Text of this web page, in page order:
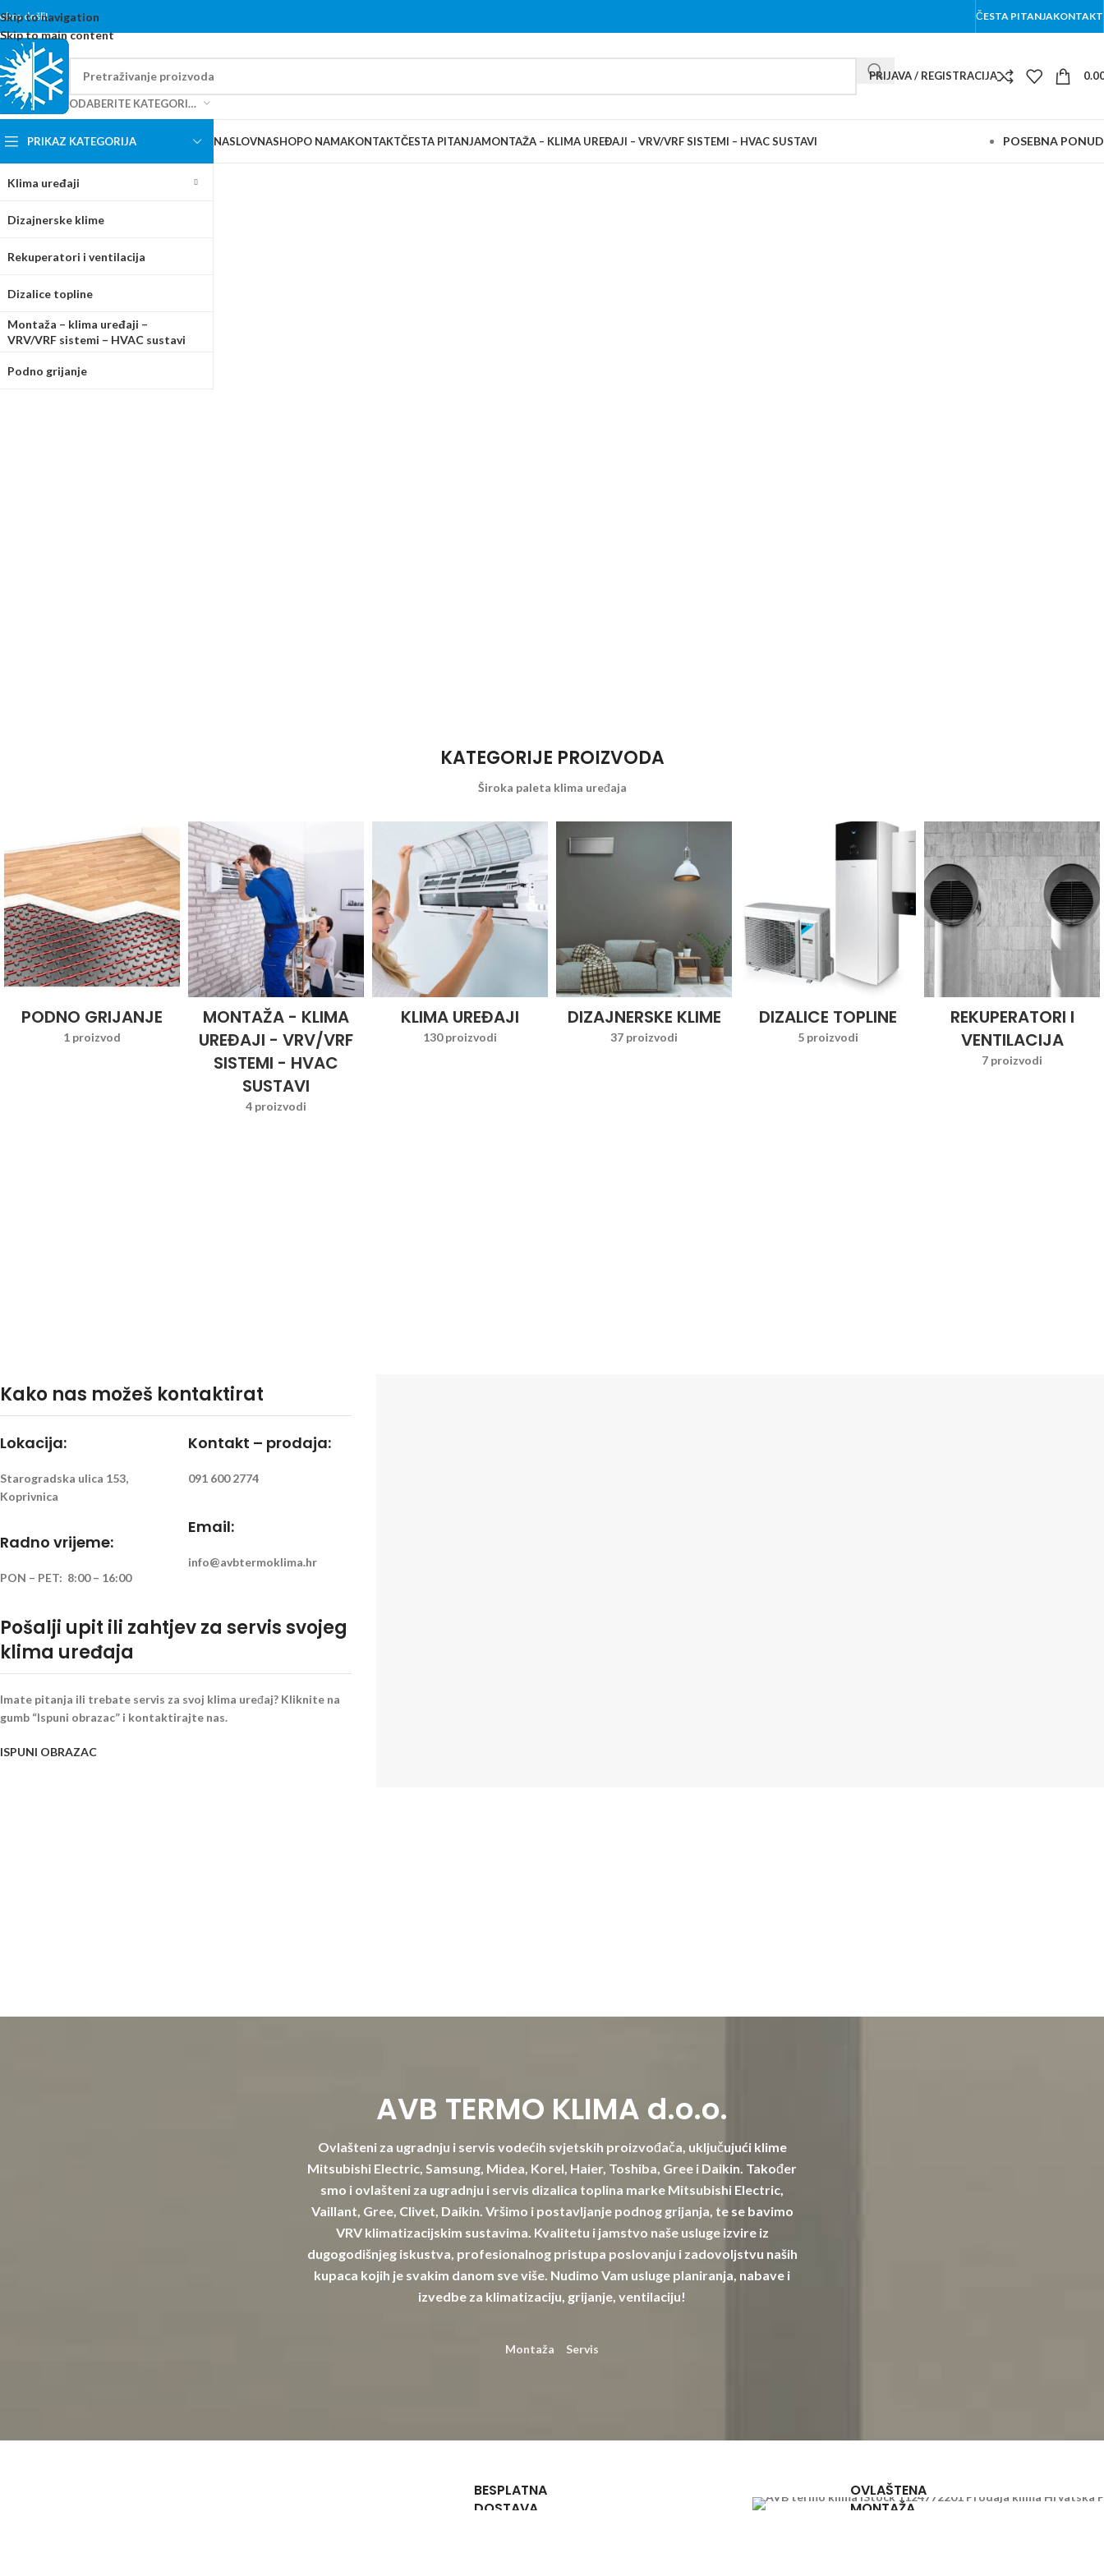
Skip to navigation
Skip to main content
došli! ČESTA PITANJAKONTAKT
ODABERITE KATEGORIJU
PRIJAVA / REGISTRACIJA
PRIKAZ KATEGORIJA
Klima uređaji
Dizajnerske klime
Rekuperatori i ventilacija
Dizalice topline
Montaža – klima uređaji –
VRV/VRF sistemi – HVAC sustavi
Podno grijanje
NASLOVNASHOPO NAMAKONTAKTČESTA PITANJAMONTAŽA – KLIMA UREĐAJI – VRV/VRF SISTEMI – HVAC SUSTAVI POSEBNA
KATEGORIJE PROIZVODA
Široka paleta klima uređaja
PODNO GRIJANJE
1 proizvod
MONTAŽA - KLIMA
UREĐAJI - VRV/VRF
SISTEMI - HVAC
SUSTAVI
4 proizvodi
KLIMA UREĐAJI
130 proizvodi
DIZAJNERSKE KLIME
37 proizvodi
DIZALICE TOPLINE
5 proizvodi
REKUPERATORI I
VENTILACIJA
7 proizvodi
Kako nas možeš kontaktirat
Lokacija:
Starogradska ulica 153,
Koprivnica
Radno vrijeme:
PON – PET: 8:00 – 16:00
Kontakt – prodaja:
091 600 2774
Email:
info@avbtermoklima.hr
Pošalji upit ili zahtjev za servis svojeg
klima uređaja
Imate pitanja ili trebate servis za svoj klima uređaj? Kliknite na
gumb “Ispuni obrazac” i kontaktirajte nas.
ISPUNI OBRAZAC
AVB TERMO KLIMA d.o.o.
Ovlašteni za ugradnju i servis vodećih svjetskih proizvođača, uključujući klime
Mitsubishi Electric, Samsung, Midea, Korel, Haier, Toshiba, Gree i Daikin. Također
smo i ovlašteni za ugradnju i servis dizalica toplina marke Mitsubishi Electric,
Vaillant, Gree, Clivet, Daikin. Vršimo i postavljanje podnog grijanja, te se bavimo
VRV klimatizacijskim sustavima. Kvalitetu i jamstvo naše usluge izvire iz
dugogodišnjeg iskustva, profesionalnog pristupa poslovanju i zadovoljstvu naših
kupaca kojih je svakim danom sve više. Nudimo Vam usluge planiranja, nabave i
izvedbe za klimatizaciju, grijanje, ventilaciju!
Montaža Servis
BESPLATNA
DOSTAVA
OVLAŠTENA
MONTAŽA